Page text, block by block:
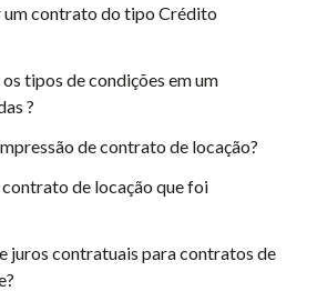
um contrato do tipo Crédito
tipos de condições em um
?
de contrato de locação?
de locação que foi
juros contratuais para contratos de